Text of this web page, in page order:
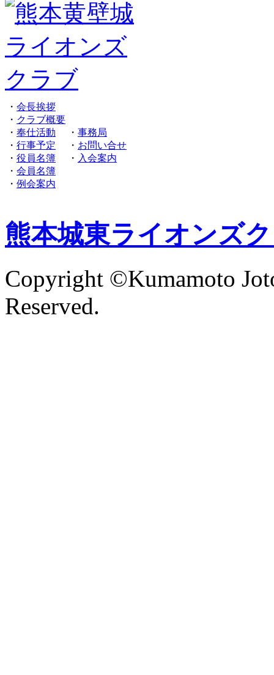
・ 会長挨拶
・ クラブ概要
・ 奉仕活動
・ 行事予定
・ 役員名簿
・ 会員名簿
・ 例会案内
・ 事務局
・ お問い合せ
・ 入会案内
熊本城東ライオンズ
Copyright ©Kumamoto
Reserved.